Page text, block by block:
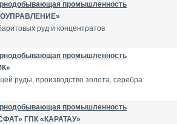
промышленность
руд и концентратов
промышленность
руды, производство золота, серебра
промышленность
ГПК «КАРАТАУ»